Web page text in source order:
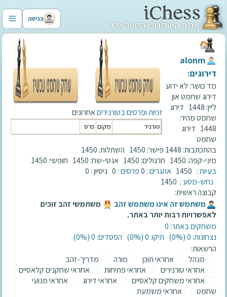
כניסה
זכיות ופרסים בטורניריםאחרונים
טורניר מקום פרס
‫alonm‬
דירוגים:
מד כושר:לא ידוע
דירוג שחמט און
ליין: 1448 דירוג
שחמט מהיר:
1448 דירוג
שחמט
בהתכתבות: 1448 פישר: 1450 השתלות: 1450
מיני-קפה: 1450 חרגולים: 1450 אנטי-שח: 1450 חופשי: 1450
בעיות : 1450 אתגרים :0פרסים :0 ניסיון : 0
נחש-מסע : 1450
קבוצה ראשית:
‫משתמש זה אינו משתמש זהב‬
משתמשי זהב זוכים
לאפשרויות רבות יותר באתר.
משחקים באתר: 0
נצחונות: 0 ‫(0%)‬
תיקו: 0 ‫(0%)‬
הפסדים: 0 ‫(0%)‬
הרשאות:
מנהל
אחראי תוכן מורה
מדריך-זהב
אחראי טורנירים
אחראי פתיחות
אחראי שחקנים קלאסיים
אחראי משחקים קלאסיים
אחראי דירוג
אחראי מנועי
שחמט
אחראי משמעת